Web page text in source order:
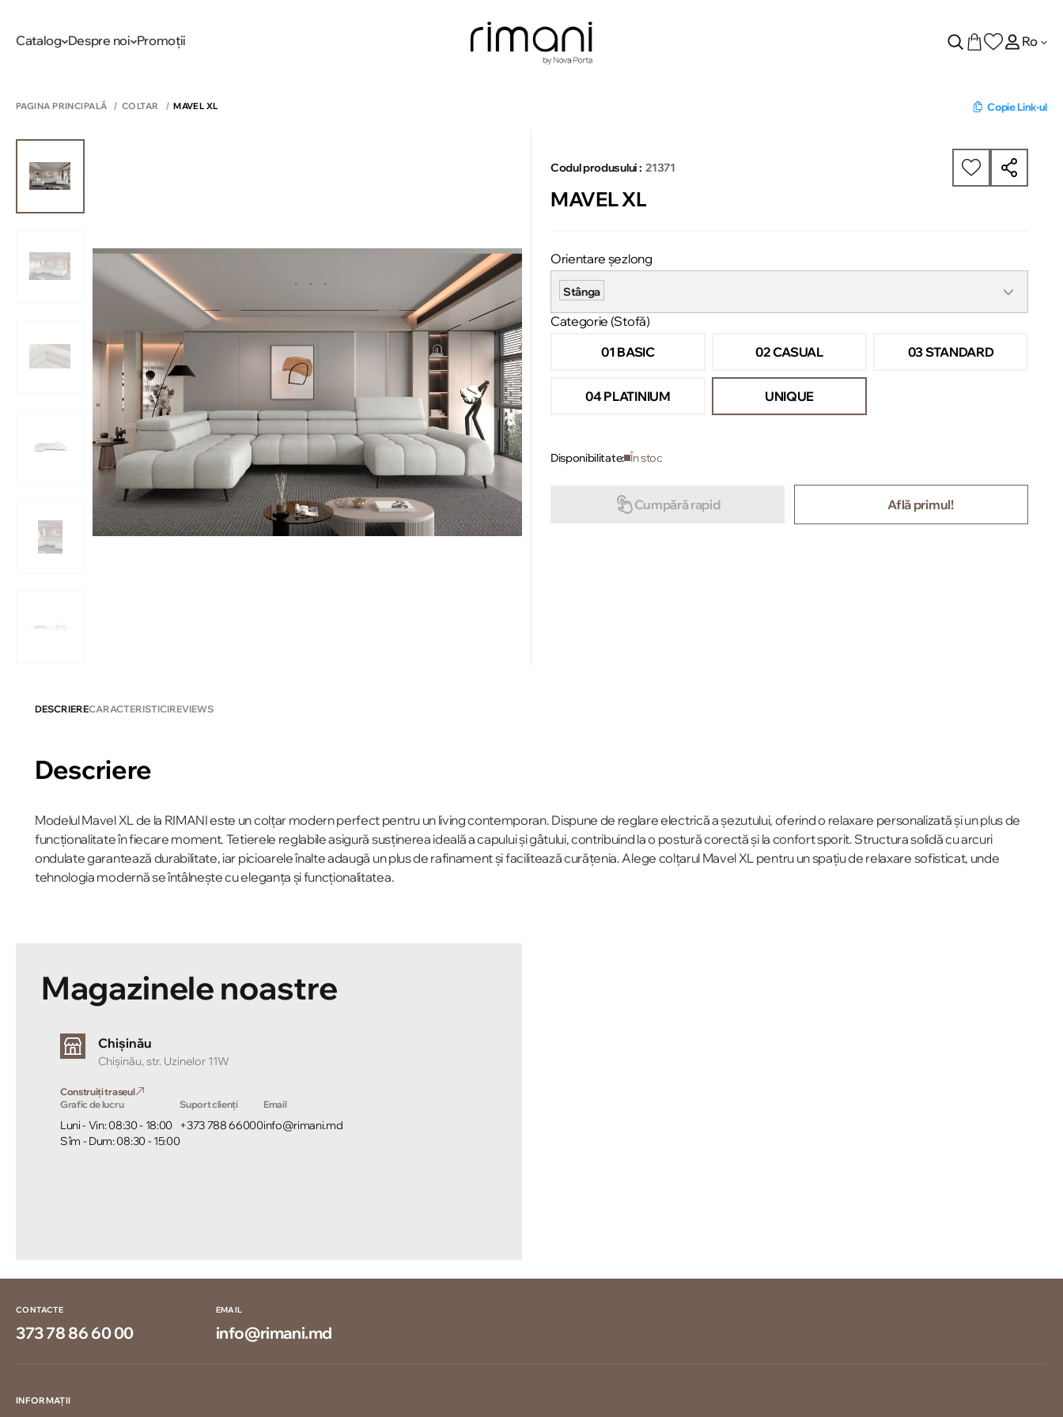
Catalog Despre noi Promoții Ro
PAGINA PRINCIPALĂ COLTAR MAVEL XL Copie Link-ul
Codul produsului : 21371
MAVEL XL
Orientare șezlong
Stânga
Categorie (Stofă)
01 BASIC
02 CASUAL 03 STANDARD
04 PLATINIUM UNIQUE
Disponibilitate: În stoc
Cumpără rapid Află primul!
DESCRIERECARACTERISTICIREVIEWS
Descriere
Modelul Mavel XL de la RIMANI este un colțar modern perfect pentru un living contemporan. Dispune de reglare electrică a șezutului, oferind o relaxare personalizată și un plus de
funcționalitate în fiecare moment. Tetierele reglabile asigură susținerea ideală a capului și gâtului, contribuind la o postură corectă și la confort sporit. Structura solidă cu arcuri
ondulate garantează durabilitate, iar picioarele înalte adaugă un plus de rafinament și facilitează curățenia. Alege colțarul Mavel XL pentru un spațiu de relaxare sofisticat, unde
tehnologia modernă se întâlnește cu eleganța și funcționalitatea.
Magazinele noastre
Chișinău
Chișinău, str. Uzinelor 11W
Construiți traseul
Grafic de lucru
Luni - Vin: 08:30 - 18:00
Sîm - Dum: 08:30 - 15:00
Suport clienți
+373 788 66000
Email
info@rimani.md
CONTACTE
373 78 86 60 00
EMAIL
info@rimani.md
INFORMAȚII